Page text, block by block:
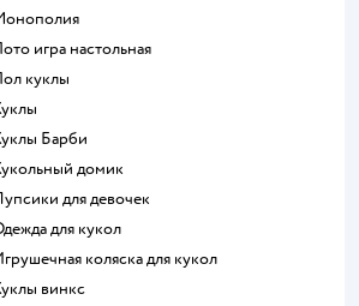
Монополия
Лото игра настольная
Лол куклы
Куклы
Куклы Барби
Кукольный домик
Пупсики для девочек
Одежда для кукол
Игрушечная коляска для кукол
Куклы винкс